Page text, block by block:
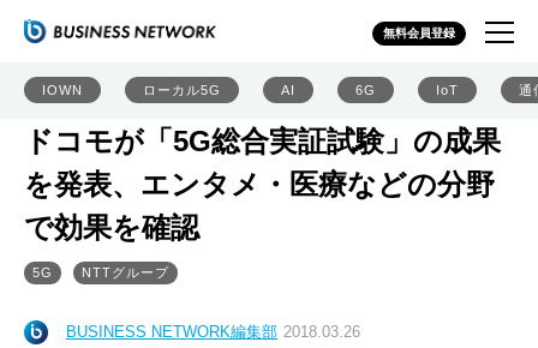
無料会員登録
IOWN ローカル5G AI 6G IoT 通
ドコモが「5G総合実証試験」の成果
を発表、エンタメ・医療などの分野
で効果を確認
5G NTTグループ
BUSINESS NETWORK編集部 2018.03.26